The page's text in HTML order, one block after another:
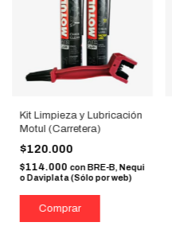
Kit Limpieza y Lubricación
Motul (Carretera)
$120.000
$114.000 con BRE-B, Nequi
o Daviplata (Sólo por web)